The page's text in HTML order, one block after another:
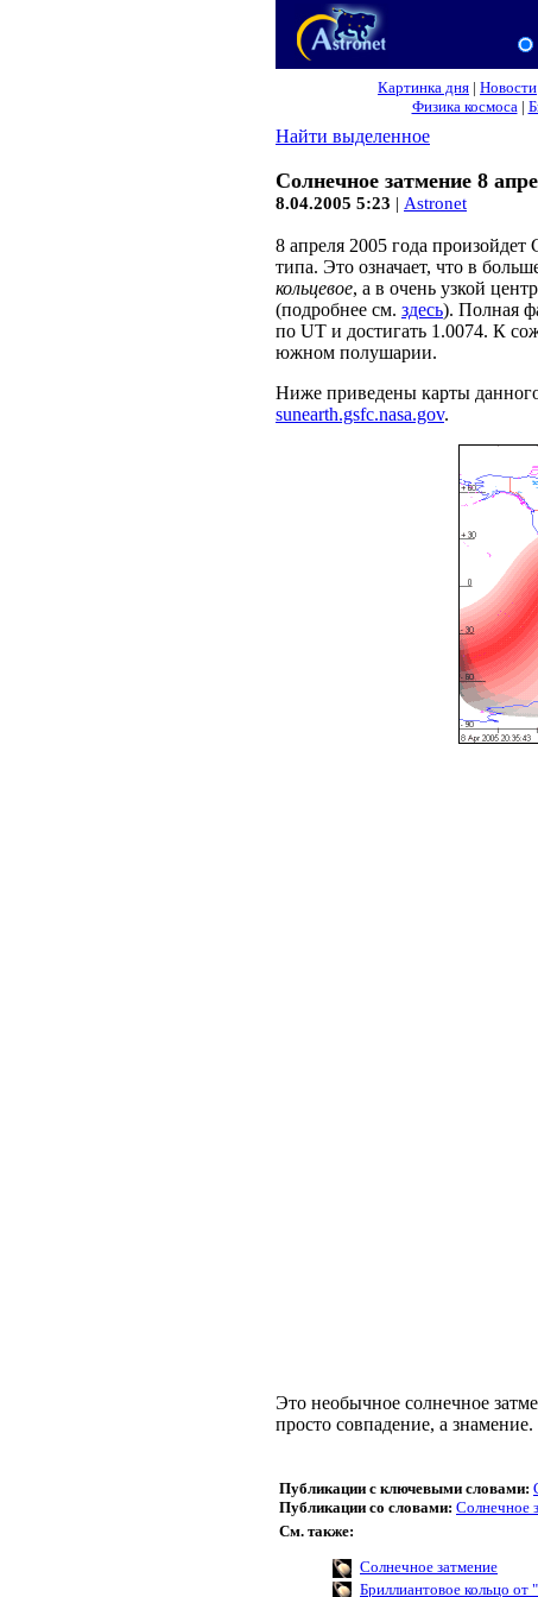
Картинка дня | Новости
Физика космоса|
Найти выделенное
Солнечное затмение 8
8.04.2005 5:23 | Astronet
8 апреля 2005 года произойдет
типа. Это означает, что в
кольцевое, а в очень узкой
(подробнее см. здесь). Полная
по UT и достигать 1.0074. К
южном полушарии.
Ниже приведены карты
sunearth.gsfc.nasa.gov.
Это необычное солнечное
просто совпадение, а знамение.
Публикации с ключевыми словами:
Публикации со словами: Солнечное
См. также:
Солнечное затмение
Бриллиантовое кольцо от